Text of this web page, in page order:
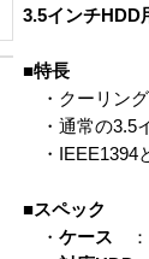
3.5インチHDD
■特長
・クーリング
・通常の3.5
・IEEE1394
■スペック
・ ケース ：